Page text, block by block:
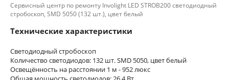
Сервисный центр по ремонту Involight LED STROB200 светодиодный
стробоскоп, SMD 5050 (132 шт.), цвет белый
Технические характеристики
Светодиодный стробоскоп
Количество светодиодов: 132 шт. SMD 5050, цвет белый
Освещённость на расстоянии 1 м - 952 люкс